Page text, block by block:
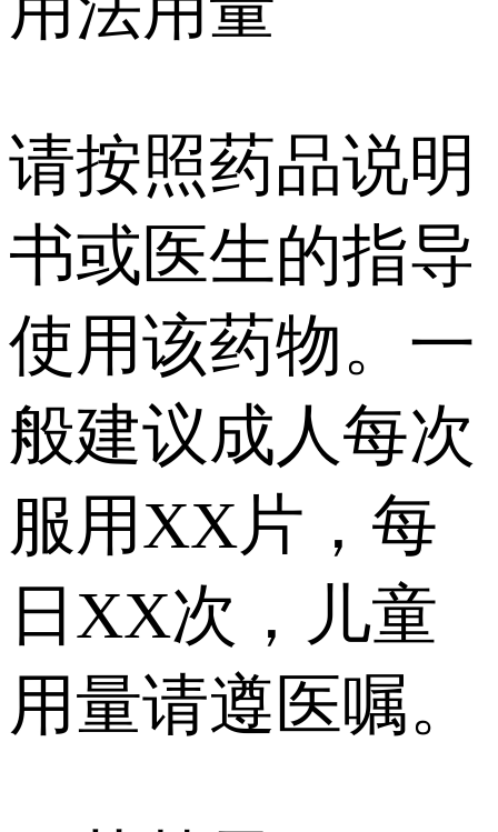
请按照药品说明
书或医生的指导
使用该药物。一
般建议成人每次
服用XX片，每
日XX次，儿童
用量请遵医嘱。